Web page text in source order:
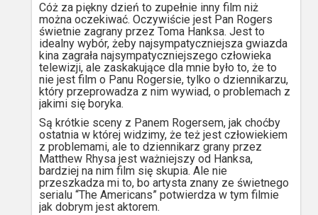
Cóż za piękny dzień to zupełnie inny film niż
można oczekiwać. Oczywiście jest Pan Rogers
świetnie zagrany przez Toma Hanksa. Jest to
idealny wybór, żeby najsympatyczniejsza gwiazda
kina zagrała najsympatyczniejszego człowieka
telewizji, ale zaskakujące dla mnie było to, że to
nie jest film o Panu Rogersie, tylko o dziennikarzu,
który przeprowadza z nim wywiad, o problemach z
jakimi się boryka.
Są krótkie sceny z Panem Rogersem, jak choćby
ostatnia w której widzimy, że też jest człowiekiem
z problemami, ale to dziennikarz grany przez
Matthew Rhysa jest ważniejszy od Hanksa,
bardziej na nim film się skupia. Ale nie
przeszkadza mi to, bo artysta znany ze świetnego
serialu “The Americans” potwierdza w tym filmie
jak dobrym jest aktorem.